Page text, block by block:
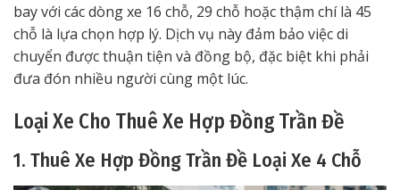
bay với các dòng xe 16 chỗ, 29 chỗ hoặc thậm chí là 45
chỗ là lựa chọn hợp lý. Dịch vụ này đảm bảo việc di
chuyển được thuận tiện và đồng bộ, đặc biệt khi phải
đưa đón nhiều người cùng một lúc.
Loại Xe Cho Thuê Xe Hợp Đồng Trần Đề
1. Thuê Xe Hợp Đồng Trần Đề Loại Xe 4 Chỗ